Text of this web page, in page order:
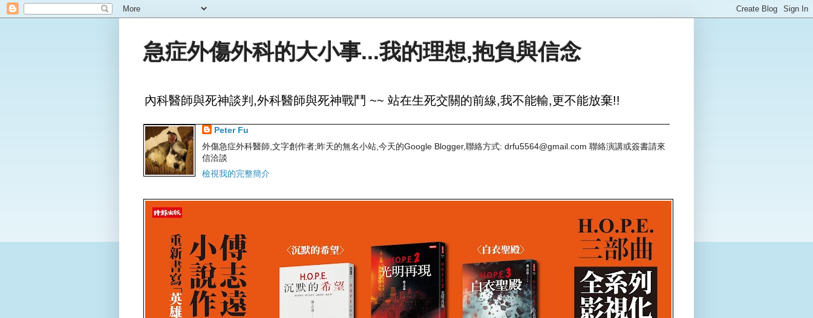
急症外傷外科的大小事...我的理想,抱負與信念
內科醫師與死神談判,外科醫師與死神戰鬥 ~~ 站在生死交關的前線,我不能輸,更不能放棄!!
Peter Fu
外傷急症外科醫師,文字創作者;昨天的無名小站,今天的Google Blogger,聯絡方式: drfu5564@gmail.com 聯絡演講或簽書請來
信洽談
檢視我的完整簡介